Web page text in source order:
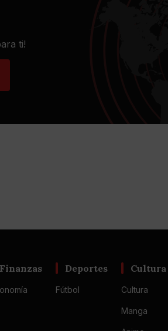
ti!
Finanzas Deportes
Fútbol
Cultura
Cultura
Manga